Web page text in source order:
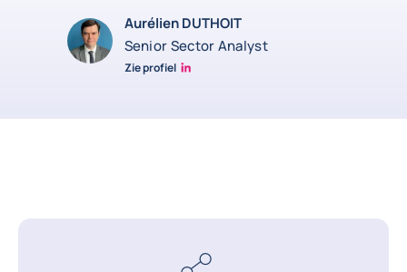
Aurélien DUTHOIT
Senior Sector Analyst
Zie profiel
Aurélien Duthoit Linkedin profile